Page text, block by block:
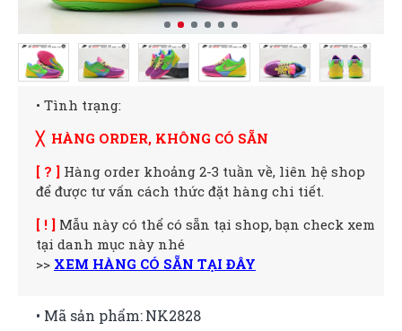
• Tình trạng:
╳ HÀNG ORDER, KHÔNG CÓ SẴN
[ ? ] Hàng order khoảng 2-3 tuần về, liên hệ shop
để được tư vấn cách thức đặt hàng chi tiết.
[ ! ] Mẫu này có thể có sẵn tại shop, bạn check xem
tại danh mục này nhé
>> XEM HÀNG CÓ SẴN TẠI ĐÂY
• Mã sản phẩm:NK2828